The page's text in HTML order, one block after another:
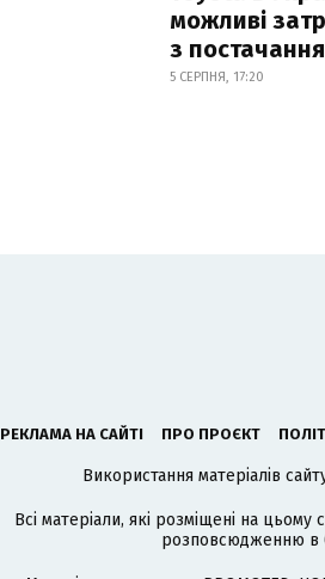
можливі
з
5 СЕРПНЯ, 17:20
РЕКЛАМА НА САЙТІ ПРО ПРОЄКТ
Використання матеріалів
Всі матеріали, які розміщені на цьому
розповсюдженню в